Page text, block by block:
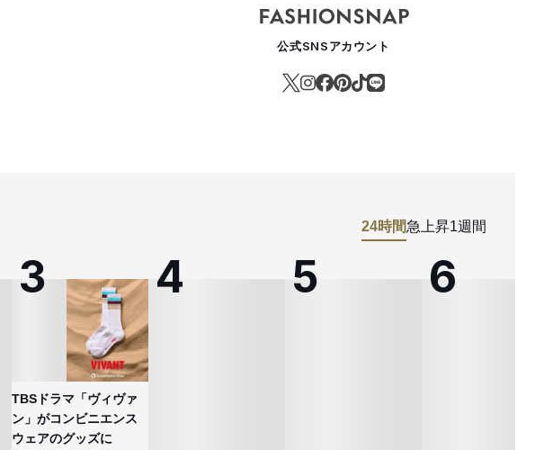
公式SNSアカウント
24時間急上昇1週間
TBSドラマ「ヴィヴァ
ン」がコンビニエンス
ウェアのグッズに